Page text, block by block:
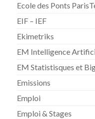
Ecole des Ponts
EIF – IEF
Ekimetriks
EM Intelligence
EM Statistisques et
Emissions
Emploi
Emploi & Stages